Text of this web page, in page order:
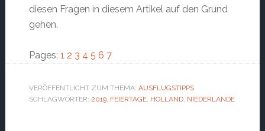
diesen Fragen in diesem Artikel auf den Grund
gehen.
Pages: Page
1 Page
2 Page
3 Page
4 Page
5 Page
6 Page
7
VERÖFFENTLICHT ZUM THEMA: AUSFLUGSTIPPS
SCHLAGWÖRTER: 2019, FEIERTAGE, HOLLAND, NIEDERLANDE